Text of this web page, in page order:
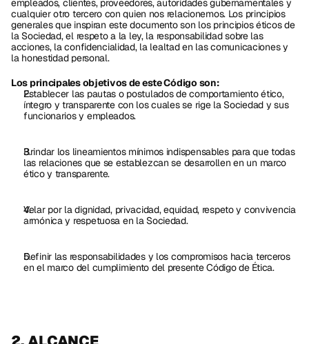
empleados, clientes, proveedores, autoridades gubernamentales y
cualquier otro tercero con quien nos relacionemos. Los principios
generales que inspiran este documento son los principios éticos de
la Sociedad, el respeto a la ley, la responsabilidad sobre las
acciones, la confidencialidad, la lealtad en las comunicaciones y
la honestidad personal.
Los principales objetivos de este Código son:
Establecer las pautas o postulados de comportamiento ético,
íntegro y transparente con los cuales se rige la Sociedad y sus
funcionarios y empleados.
Brindar los lineamientos mínimos indispensables para que todas
las relaciones que se establezcan se desarrollen en un marco
ético y transparente.
Velar por la dignidad, privacidad, equidad, respeto y convivencia
armónica y respetuosa en la Sociedad.
Definir las responsabilidades y los compromisos hacia terceros
en el marco del cumplimiento del presente Código de Ética.